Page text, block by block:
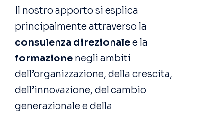
Il nostro apporto si esplica
principalmente attraverso la
consulenza direzionalee la
formazione negli ambiti
dell’organizzazione, della crescita,
dell’innovazione, del cambio
generazionale e della